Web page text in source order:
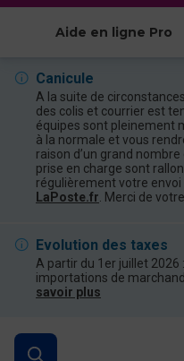
Aide en ligne Pro
Canicule
A la suite de
des colis et courrier est
équipes sont pleinement
à la normale et vous
raison d’un grand
prise en charge sont
régulièrement votre envoi
LaPoste.fr . Merci de
Evolution des taxes
A partir du 1er juillet 2026
importations de
savoir plus